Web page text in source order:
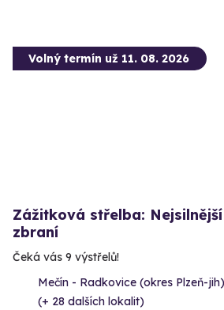
Volný termín už 11. 08. 2026
Zážitková střelba:
zbraní
Čeká vás 9 výstřelů!
Mečín - Radkovice (okres Plzeň-jih)
(+ 28 dalších lokalit)